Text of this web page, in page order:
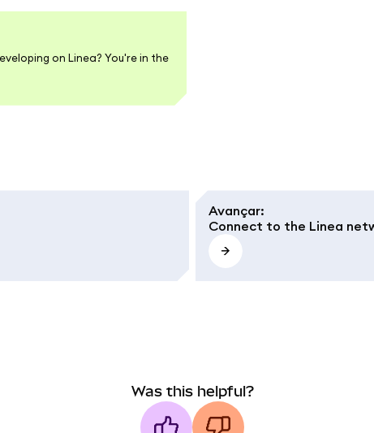
on Linea? You're in the
Avançar:
Connect to the Linea
Was this helpful?